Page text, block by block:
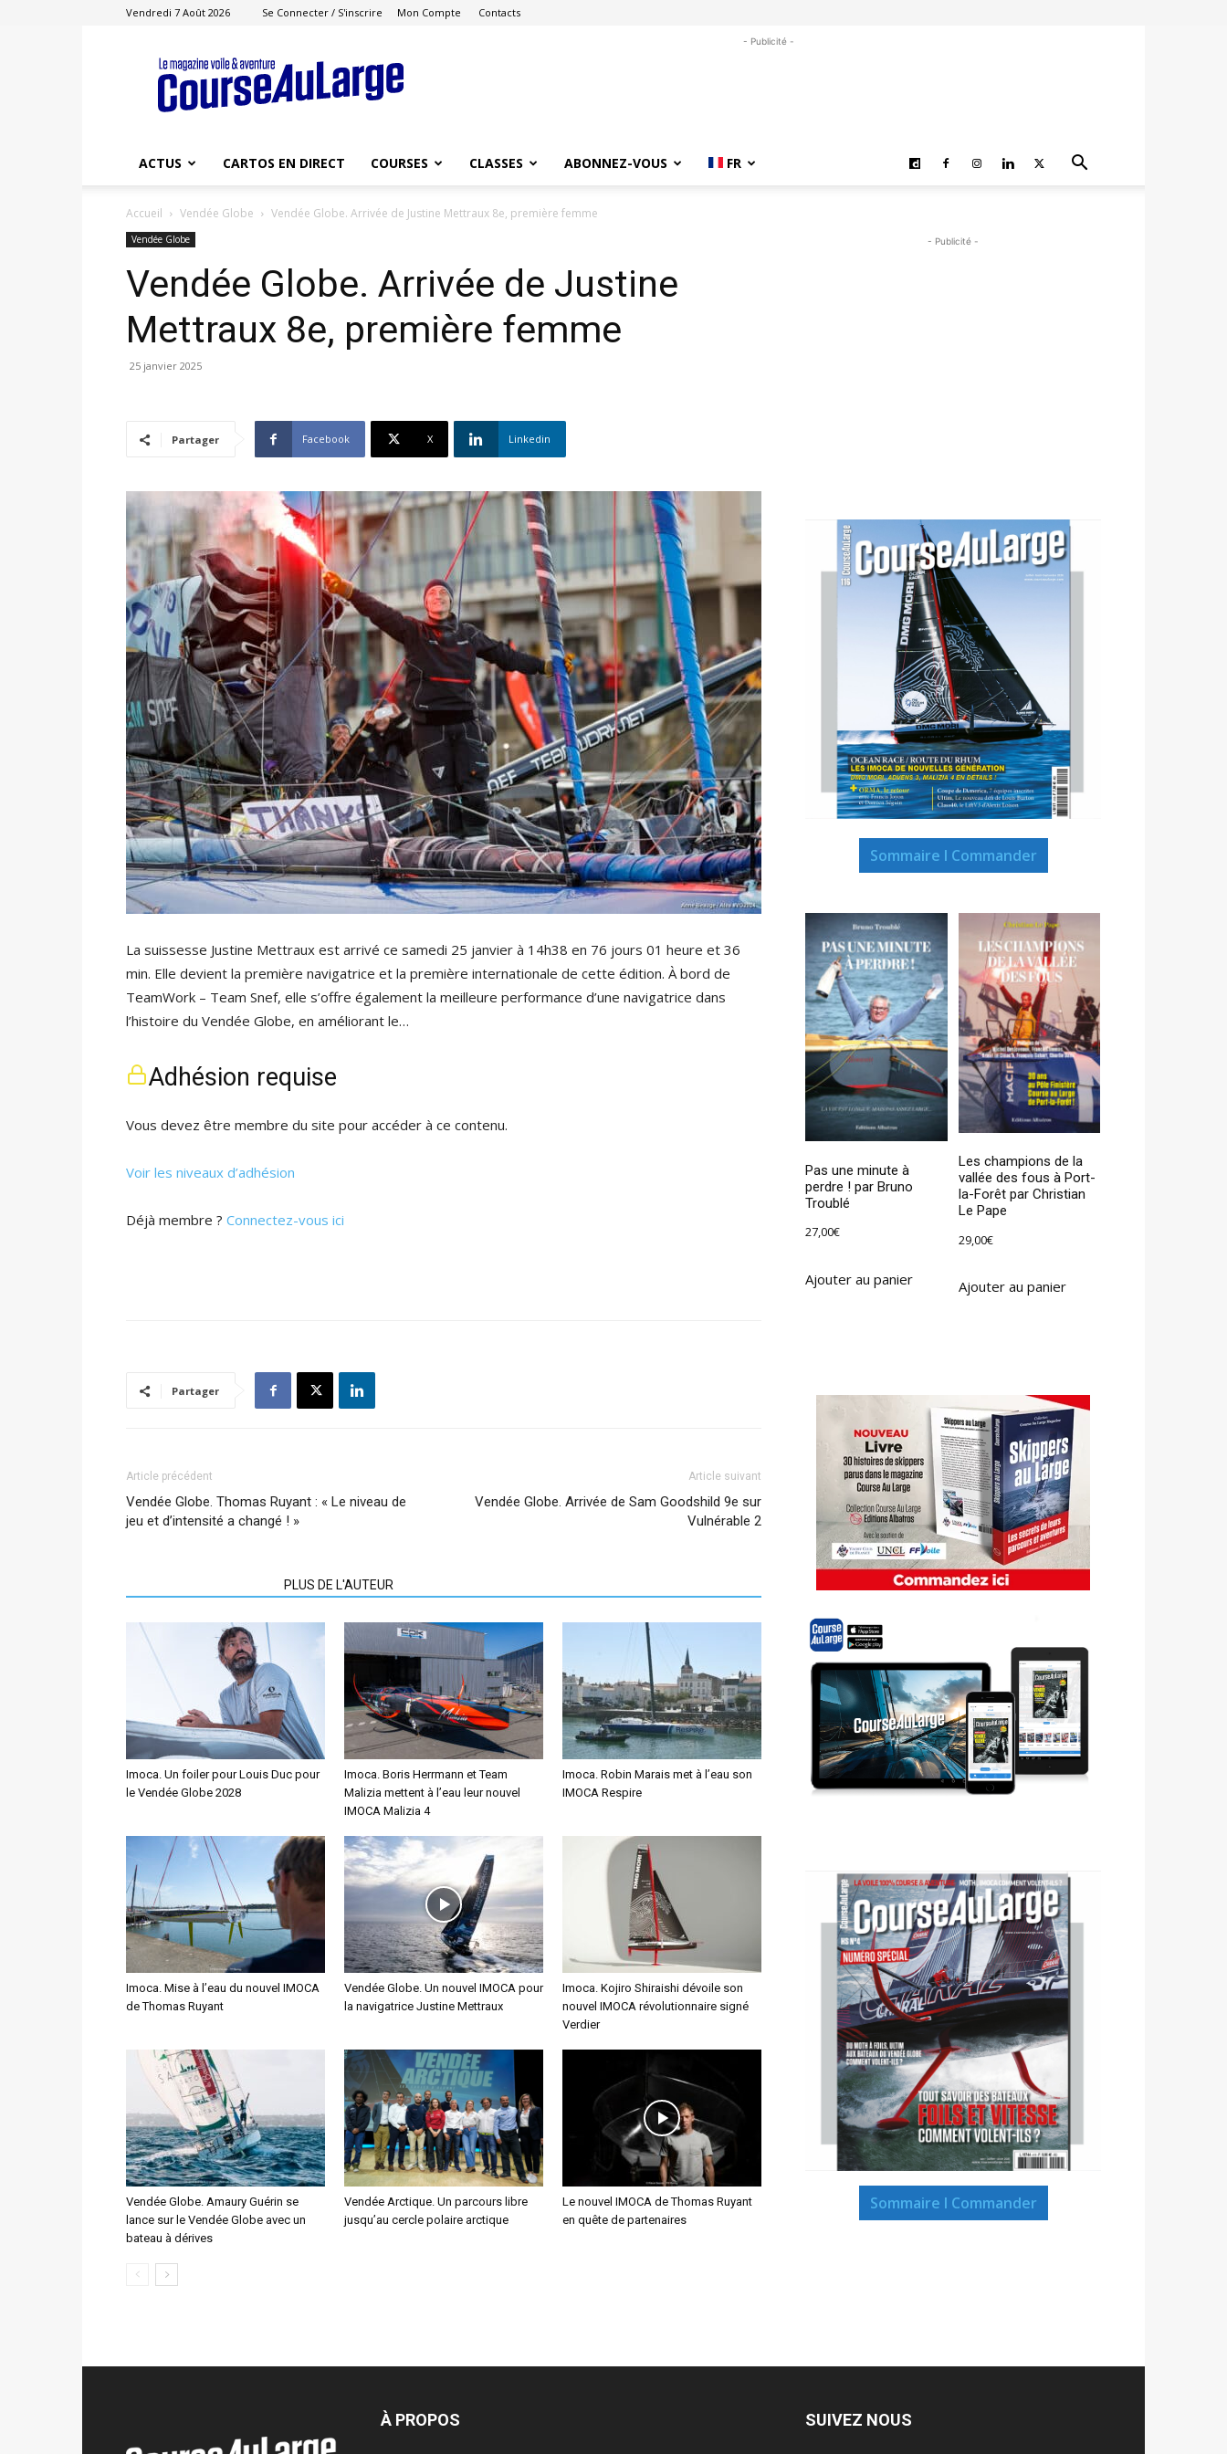
Vendredi 7 Août 2026 Se Connecter / S'inscrire Mon Compte Contacts
Course
au
Large
- Publicité -
ACTUS CARTOS EN DIRECT COURSES CLASSES ABONNEZ-VOUS FR
Accueil Vendée Globe Vendée Globe. Arrivée de Justine Mettraux 8e, première femme
Vendée Globe
Vendée Globe. Arrivée de Justine
Mettraux 8e, première femme
25 janvier 2025
Partager Facebook X Linkedin
La suissesse Justine Mettraux est arrivé ce samedi 25 janvier à 14h38 en 76 jours 01 heure et 36
min. Elle devient la première navigatrice et la première internationale de cette édition. À bord de
TeamWork – Team Snef, elle s’offre également la meilleure performance d’une navigatrice dans
l’histoire du Vendée Globe, en améliorant le…
Adhésion requise
Vous devez être membre du site pour accéder à ce contenu.
Voir les niveaux d’adhésion
Déjà membre ? Connectez-vous ici
Partager
Article précédent
Vendée Globe. Thomas Ruyant : « Le niveau de
jeu et d’intensité a changé ! »
Article suivant
Vendée Globe. Arrivée de Sam Goodshild 9e sur
Vulnérable 2
PLUS DE L'AUTEUR
Imoca. Un foiler pour Louis Duc pour
le Vendée Globe 2028
Imoca. Boris Herrmann et Team
Malizia mettent à l’eau leur nouvel
IMOCA Malizia 4
Imoca. Robin Marais met à l’eau son
IMOCA Respire
Imoca. Mise à l’eau du nouvel IMOCA
de Thomas Ruyant
Vendée Globe. Un nouvel IMOCA pour
la navigatrice Justine Mettraux
Imoca. Kojiro Shiraishi dévoile son
nouvel IMOCA révolutionnaire signé
Verdier
Vendée Globe. Amaury Guérin se
lance sur le Vendée Globe avec un
bateau à dérives
Vendée Arctique. Un parcours libre
jusqu’au cercle polaire arctique
Le nouvel IMOCA de Thomas Ruyant
en quête de partenaires
- Publicité -
Sommaire I Commander
Pas une minute à
perdre ! par Bruno
Troublé
27,00€
Ajouter au panier
Les champions de la
vallée des fous à Port-
la-Forêt par Christian
Le Pape
29,00€
Ajouter au panier
Sommaire I Commander
À PROPOS SUIVEZ NOUS